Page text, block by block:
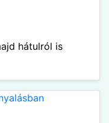
hátulról is